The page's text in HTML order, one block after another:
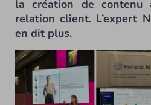
la création de
relation client. L’expert
en dit plus.